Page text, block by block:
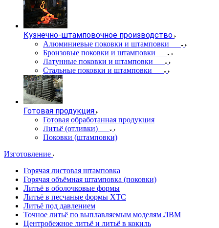
Кузнечно-штамповочное производство
Алюминиевые поковки и штамповки
Бронзовые поковки и штамповки
Латунные поковки и штамповки
Стальные поковки и штамповки
Готовая продукция
Готовая обработанная продукция
Литьё (отливки)
Поковки (штамповки)
Изготовление
Горячая листовая штамповка
Горячая объёмная штамповка (поковки)
Литьё в оболочковые формы
Литьё в песчаные формы ХТС
Литьё под давлением
Точное литьё по выплавляемым моделям ЛВМ
Центробежное литьё и литьё в кокиль